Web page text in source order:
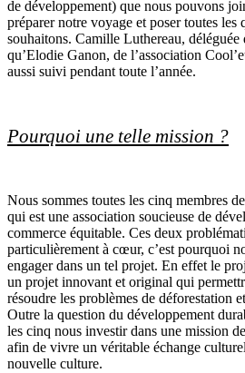
de développement) que nous pouvons
préparer notre voyage et poser toutes les
souhaitons. Camille Luthereau,
qu’Elodie Ganon, de l’association
aussi suivi pendant toute l’année.
Pourquoi une telle mission ?
Nous sommes toutes les cinq membres
qui est une association soucieuse de
commerce équitable. Ces deux
particulièrement à cœur, c’est pourquoi
engager dans un tel projet. En effet le
un projet innovant et original qui
résoudre les problèmes de déforestation
Outre la question du développement
les cinq nous investir dans une mission
afin de vivre un véritable échange
nouvelle culture.